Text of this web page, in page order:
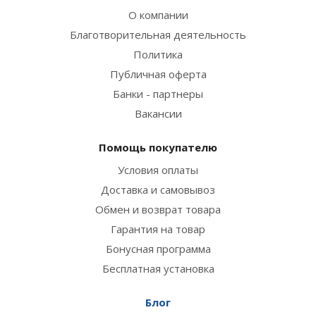
О компании
Благотворительная деятельность
Политика
Публичная оферта
Банки - партнеры
Вакансии
Помощь покупателю
Условия оплаты
Доставка и самовывоз
Обмен и возврат товара
Гарантия на товар
Бонусная программа
Бесплатная установка
Блог